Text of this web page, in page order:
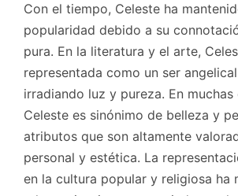
Con el tiempo, Celeste ha
popularidad debido a su
pura. En la literatura y el arte,
representada como un ser
irradiando luz y pureza. En muchas
Celeste es sinónimo de belleza y
atributos que son altamente
personal y estética. La
en la cultura popular y religiosa ha